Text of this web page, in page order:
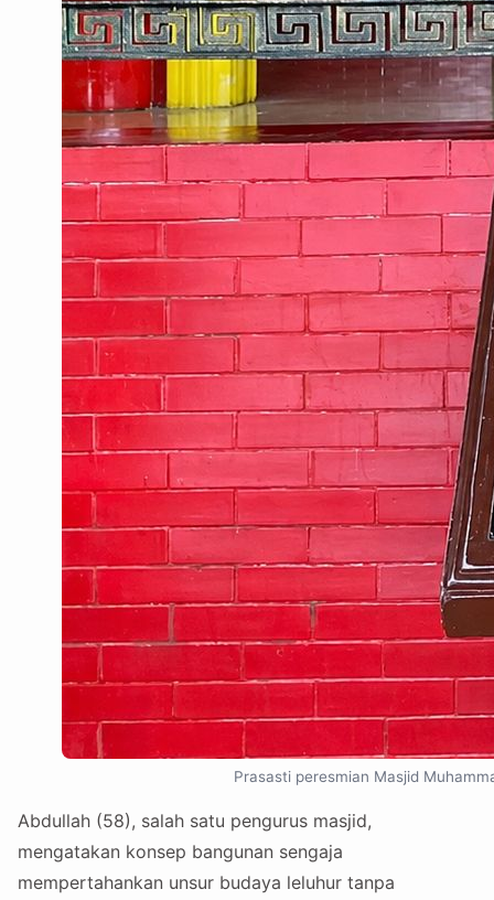
Prasasti peresmian Masjid
Abdullah (58), salah satu pengurus masjid,
mengatakan konsep bangunan sengaja
mempertahankan unsur budaya leluhur tanpa